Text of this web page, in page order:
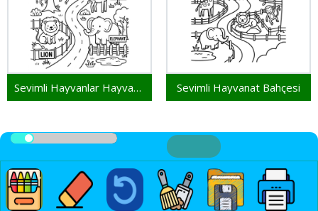
Sevimli Hayvanlar Hayvanat Bahçesinde Sevimli Hayvanat Bahçesi